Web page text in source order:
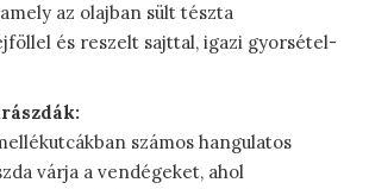
az olajban sült tészta
és reszelt sajttal, igazi gyorsétel-
számos hangulatos
várja a vendégeket, ahol